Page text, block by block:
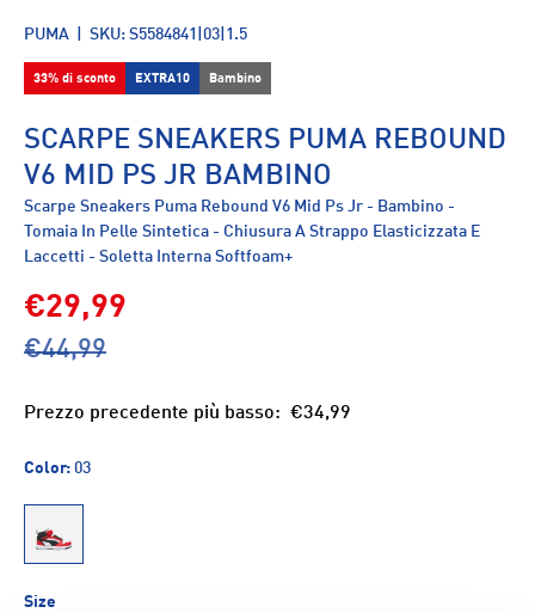
PUMA SKU: S5584841|03|1.5
33% di sconto EXTRA10 Bambino
SCARPE SNEAKERS PUMA REBOUND
V6 MID PS JR BAMBINO
Scarpe Sneakers Puma Rebound V6 Mid Ps Jr - Bambino -
Tomaia In Pelle Sintetica - Chiusura A Strappo Elasticizzata E
Laccetti - Soletta Interna Softfoam+
€29,99
€44,99
Prezzo precedente più basso: €34,99
Color: 03
03
Size